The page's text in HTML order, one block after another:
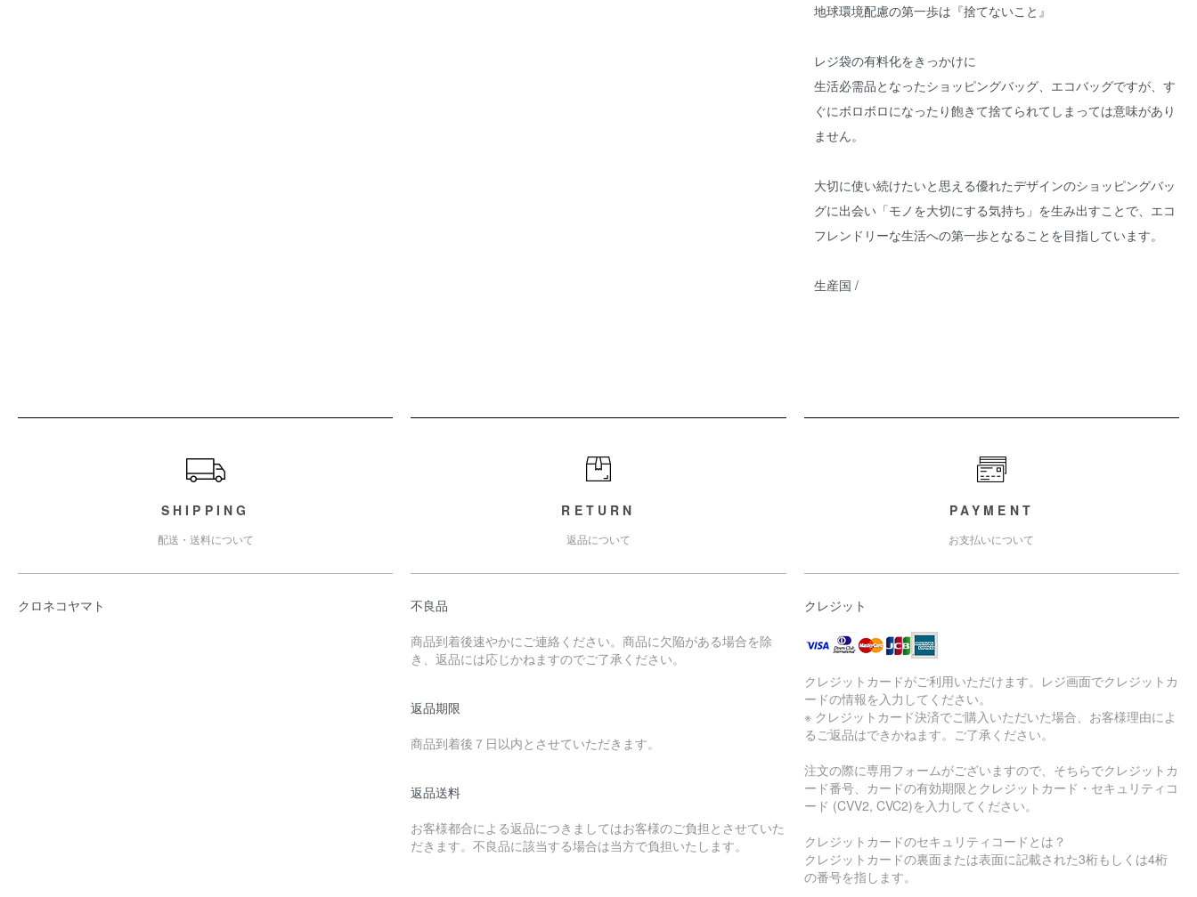
地球環境配慮の第一歩は『捨てないこと』
レジ袋の有料化をきっかけに
生活必需品となったショッピングバッグ、エコバッグですが、す
ぐにボロボロになったり飽きて捨てられてしまっては意味があり
ません。
大切に使い続けたいと思える優れたデザインのショッピングバッ
グに出会い「モノを大切にする気持ち」を生み出すことで、エコ
フレンドリーな生活への第一歩となることを目指しています。
生産国 /
ショッピングガイド
SHIPPING
配送・送料について
クロネコヤマト
RETURN
返品について
不良品
商品到着後速やかにご連絡ください。商品に欠陥がある場合を除
き、返品には応じかねますのでご了承ください。
返品期限
商品到着後７日以内とさせていただきます。
返品送料
お客様都合による返品につきましてはお客様のご負担とさせていた
だきます。不良品に該当する場合は当方で負担いたします。
PAYMENT
お支払いについて
クレジット
クレジットカードがご利用いただけます。レジ画面でクレジットカ
ードの情報を入力してください。
※ クレジットカード決済でご購入いただいた場合、お客様理由によ
るご返品はできかねます。ご了承ください。
注文の際に専用フォームがございますので、そちらでクレジットカ
ード番号、カードの有効期限とクレジットカード・セキュリティコ
ード (CVV2, CVC2)を入力してください。
クレジットカードのセキュリティコードとは？
クレジットカードの裏面または表面に記載された3桁もしくは4桁
の番号を指します。